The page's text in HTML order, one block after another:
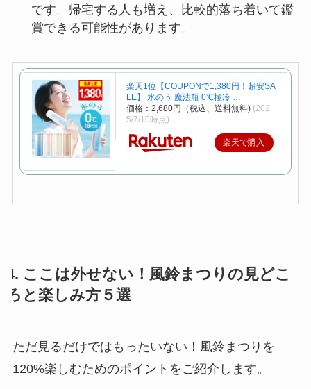
です。帰宅する人も増え、比較的落ち着いて鑑
賞できる可能性があります。
楽天1位【COUPONで1,380円！超安SA
LE】 氷のう 魔法瓶 0℃極冷 …
価格：2,680円（税込、送料無料) (202
5/7/10時点)
楽天で購入
4. ここは外せない！風鈴まつりの見どこ
ろと楽しみ方５選
ただ見るだけではもったいない！風鈴まつりを
120%楽しむためのポイントをご紹介します。